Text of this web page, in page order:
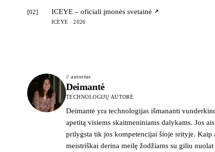
[02] ICEYE – oficiali įmonės svetainė
ICEYE · 2026
// autorius
Deimantė
TECHNOLOGIJŲ AUTORĖ
Deimantė yra technologijas išmananti
apetitą visiems skaitmeniniams dalykams. Jos
prilygsta tik jos kompetencijai šioje srityje. Kaip
meistriškai derina meilę žodžiams su giliu